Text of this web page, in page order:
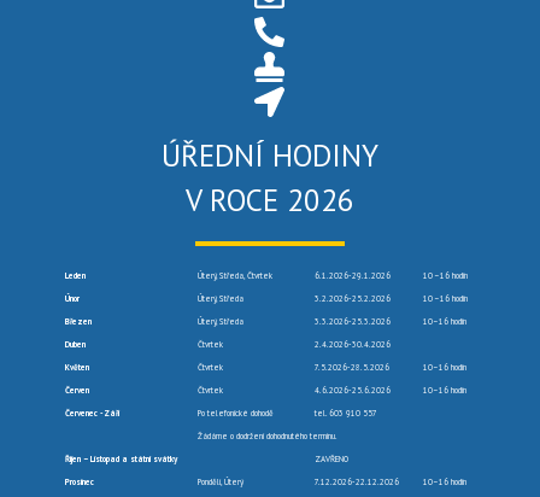
ÚŘEDNÍ HODINY
V ROCE 2026
Leden Úterý, Středa, Čtvrtek 6.1.2026-29.1.2026 10 –16 hodin
Únor Úterý, Středa 3.2.2026-25.2.2026 10 –16 hodin
Březen Úterý, Středa 3.3.2026-25.3.2026 10–16 hodin
Duben Čtvrtek 2.4.2026-30.4.2026
Květen Čtvrtek 7.5.2026-28.5.2026 10–16 hodin
Červen Čtvrtek 4.6.2026-25.6.2026 10–16 hodin
Červenec -Září Po telefonické dohodě tel. 603 910 557
Žádáme o dodržení dohodnutého termínu.
Říjen – Listopad a státní svátky ZAVŘENO
Prosinec Pondělí, Úterý 7.12.2026-22.12.2026 10–16 hodin